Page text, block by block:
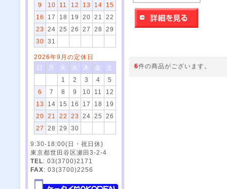
9
10 11 12 13 14
15
16
17 18 19 20 21
22
23
24 25 26 27 28
29
30
31
2026年9月の定休日
日
月 火 水 木 金
土
1
2 3 4
5
6
7 8 9 10 11
12
13
14 15 16 17 18
19
20
21 22 23 24 25
26
27
28 29 30
9:30-18:00(日・祝日休)
東京都世田谷区瀬田3-2-4
TEL: 03(3700)2171
FAX: 03(3700)2256
6件の商品がございます。